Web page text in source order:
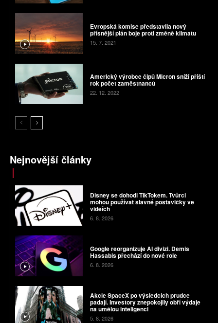
Evropská komise představila nový
přísnější plán boje proti změně klimatu
15. 7. 2021
Americký výrobce čipů Micron sníží příští
rok počet zaměstnanců
22. 12. 2022
Nejnovější články
Disney se dohodl TikTokem. Tvůrci
mohou používat slavné postavičky ve
videích
6. 8. 2026
Google reorganizuje AI divizi. Demis
Hassabis přechází do nové role
6. 8. 2026
Akcie SpaceX po výsledcích prudce
padají. Investory znepokojily obří výdaje
na umělou inteligenci
5. 8. 2026